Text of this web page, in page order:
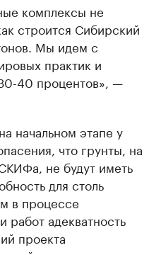
комплексы не
строится Сибирский
Мы идем с
практик и
40 процентов», —
начальном этапе у
что грунты, на
не будут иметь
для столь
в процессе
работ адекватность
проекта